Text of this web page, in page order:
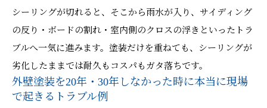
シーリングが切れると、そこから雨水が入り、サイディング
の反り・ボードの割れ・室内側のクロスの浮きといったトラ
ブルへ一気に進みます。塗装だけを重ねても、シーリングが
劣化したままでは耐久もコスパもガタ落ちです。
外壁塗装を20年・30年しなかった時に本当に現場
で起きるトラブル例